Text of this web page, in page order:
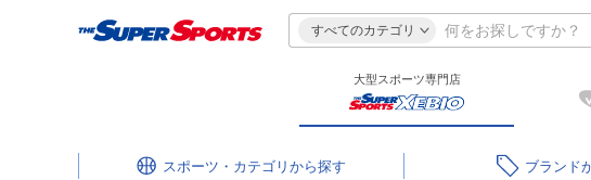
すべてのカテゴリ
大型スポーツ専門店
スポーツ・カテゴリ ブランド